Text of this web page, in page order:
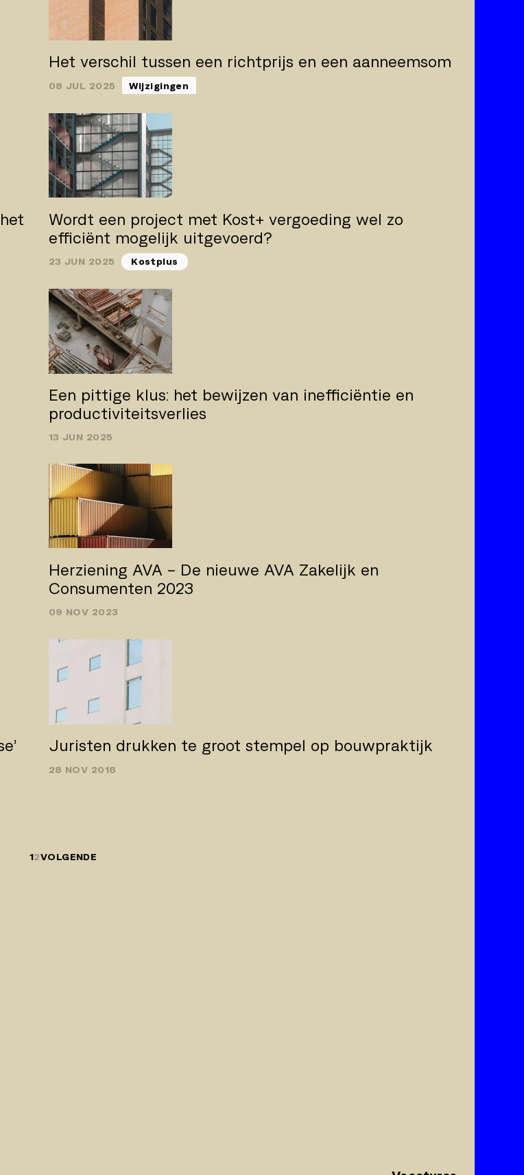
Het verschil tussen een richtprijs en een aanneemsom
08 JUL 2025 Wijzigingen
Wordt een project met Kost+ vergoeding wel zo
efficiënt mogelijk uitgevoerd?
23 JUN 2025 Kostplus
Een pittige klus: het bewijzen van inefficiëntie en
productiviteitsverlies
13 JUN 2025
Herziening AVA – De nieuwe AVA Zakelijk en
Consumenten 2023
09 NOV 2023
Juristen drukken te groot stempel op bouwpraktijk
28 NOV 2018
12VOLGENDE